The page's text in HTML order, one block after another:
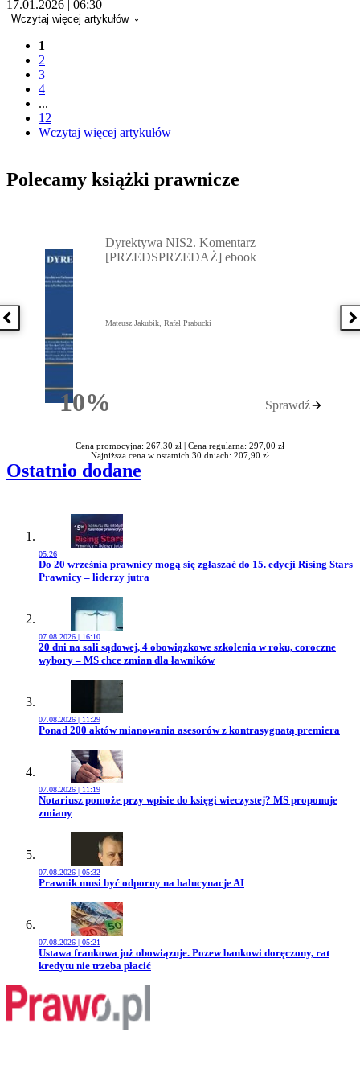
17.01.2026 | 06:30
Wczytaj więcej artykułów
1
2
3
4
...
12
Wczytaj więcej artykułów
Polecamy książki prawnicze
Poprzednia książka
10%Rabatu
Dyrektywa NIS2. Komentarz
[PRZEDSPRZEDAŻ] ebook
Mateusz Jakubik, Rafał Prabucki
Sprawdź
Cena promocyjna: 267,30 zł | Cena regularna: 297,00 zł
Najniższa cena w ostatnich 30 dniach: 207,90 zł
Ostatnio dodane
05:26
Przejdź do artykułu:
Do 20 września prawnicy mogą się zgłaszać do 15. edycji Rising Stars
Prawnicy – liderzy jutra
07.08.2026 | 16:10
Przejdź do artykułu:
20 dni na sali sądowej, 4 obowiązkowe szkolenia w roku, coroczne
wybory – MS chce zmian dla ławników
07.08.2026 | 11:29
Przejdź do artykułu:
Ponad 200 aktów mianowania asesorów z kontrasygnatą premiera
07.08.2026 | 11:19
Przejdź do artykułu:
Notariusz pomoże przy wpisie do księgi wieczystej? MS proponuje
zmiany
07.08.2026 | 05:32
Przejdź do artykułu:
Prawnik musi być odporny na halucynacje AI
07.08.2026 | 05:21
Przejdź do artykułu:
Ustawa frankowa już obowiązuje. Pozew bankowi doręczony, rat
kredytu nie trzeba płacić